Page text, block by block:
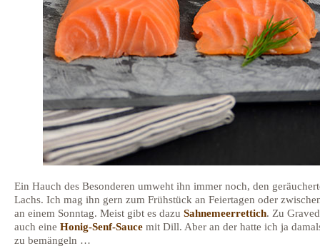
Ein Hauch des Besonderen umweht ihn immer noch, den
Lachs. Ich mag ihn gern zum Frühstück an Feiertagen oder
an einem Sonntag. Meist gibt es dazu Sahnemeerrettich. Zu
auch eine Honig-Senf-Sauce mit Dill. Aber an der hatte ich ja
zu bemängeln …